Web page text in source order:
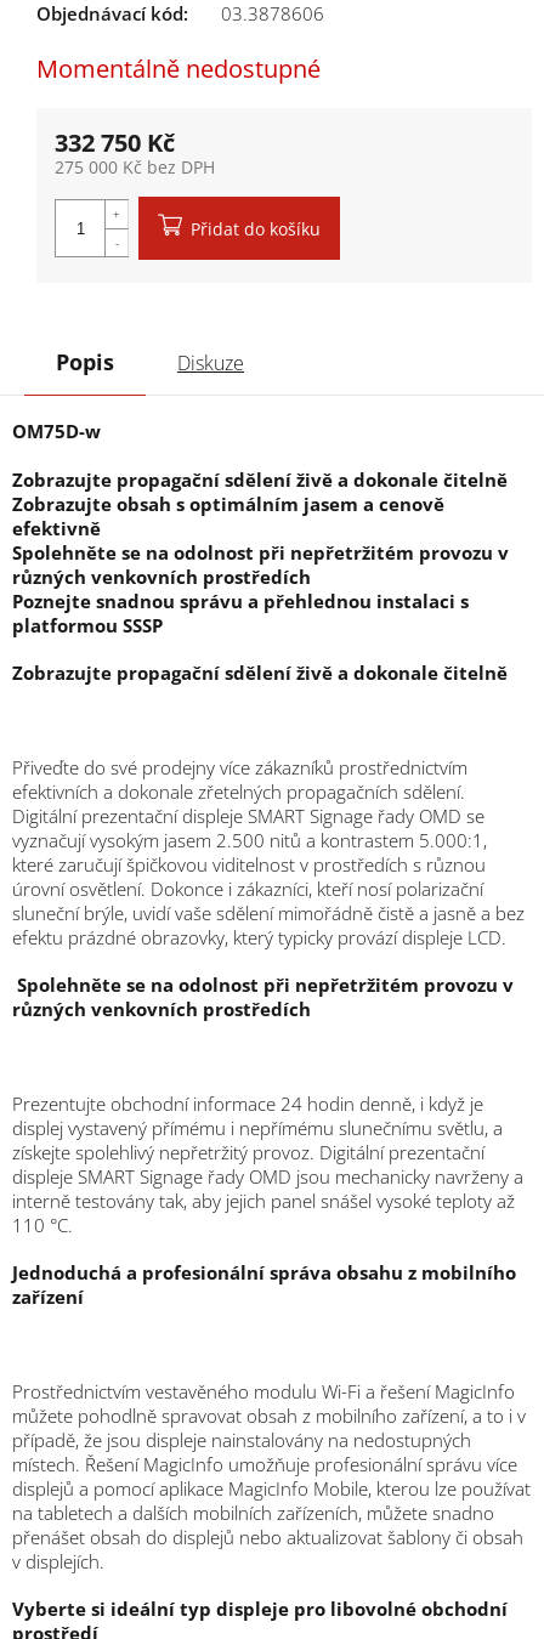
Momentálně nedostupné
Objednávací kód:
03.3878606
332 750 Kč
275 000 Kč bez DPH
Přidat do košíku
Popis Diskuze
OM75D-w
Zobrazujte propagační sdělení živě a dokonale čitelně
Zobrazujte obsah s optimálním jasem a cenově
efektivně
Spolehněte se na odolnost při nepřetržitém provozu v
různých venkovních prostředích
Poznejte snadnou správu a přehlednou instalaci s
platformou SSSP
Zobrazujte propagační sdělení živě a dokonale čitelně
Přiveďte do své prodejny více zákazníků prostřednictvím
efektivních a dokonale zřetelných propagačních sdělení.
Digitální prezentační displeje SMART Signage řady OMD se
vyznačují vysokým jasem 2.500 nitů a kontrastem 5.000:1,
které zaručují špičkovou viditelnost v prostředích s různou
úrovní osvětlení. Dokonce i zákazníci, kteří nosí polarizační
sluneční brýle, uvidí vaše sdělení mimořádně čistě a jasně a bez
efektu prázdné obrazovky, který typicky provází displeje LCD.
Spolehněte se na odolnost při nepřetržitém provozu v
různých venkovních prostředích
Prezentujte obchodní informace 24 hodin denně, i když je
displej vystavený přímému i nepřímému slunečnímu světlu, a
získejte spolehlivý nepřetržitý provoz. Digitální prezentační
displeje SMART Signage řady OMD jsou mechanicky navrženy a
interně testovány tak, aby jejich panel snášel vysoké teploty až
110 °C.
Jednoduchá a profesionální správa obsahu z mobilního
zařízení
Prostřednictvím vestavěného modulu Wi-Fi a řešení MagicInfo
můžete pohodlně spravovat obsah z mobilního zařízení, a to i v
případě, že jsou displeje nainstalovány na nedostupných
místech. Řešení MagicInfo umožňuje profesionální správu více
displejů a pomocí aplikace MagicInfo Mobile, kterou lze používat
na tabletech a dalších mobilních zařízeních, můžete snadno
přenášet obsah do displejů nebo aktualizovat šablony či obsah
v displejích.
Vyberte si ideální typ displeje pro libovolné obchodní
prostředí